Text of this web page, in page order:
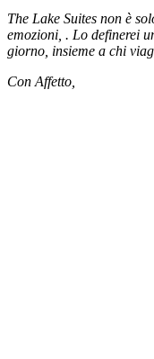
The Lake Suites non è
emozioni, . Lo definerei
giorno, insieme a chi
Con Affetto,